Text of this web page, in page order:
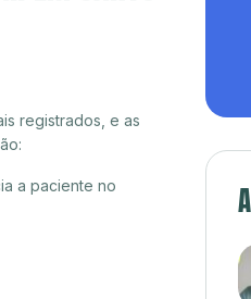
registrados, e as
a paciente no